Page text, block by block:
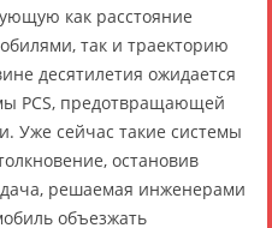
как расстояние
так и траекторию
десятилетия ожидается
PCS, предотвращающей
Уже сейчас такие системы
остановив
решаемая инженерами
объезжать